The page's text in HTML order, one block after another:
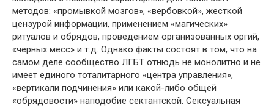
методов: «промывкой мозгов», «вербовкой», жесткой
цензурой информации, применением «магических»
ритуалов и обрядов, проведением организованных оргий,
«черных месс» и т.д. Однако факты состоят в том, что на
самом деле сообщество ЛГБТ отнюдь не монолитно и не
имеет единого тоталитарного «центра управления»,
«вертикали подчинения» или какой-либо общей
«обрядовости» наподобие сектантской. Сексуальная